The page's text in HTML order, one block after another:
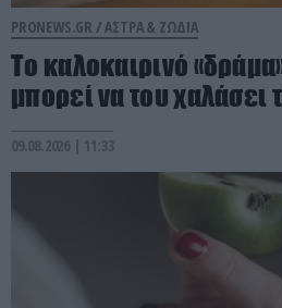
PRONEWS.GR / ΑΣΤΡΑ & ΖΩΔΙΑ
Το καλοκαιρινό
μπορεί να του χαλάσει
09.08.2026 | 11:33